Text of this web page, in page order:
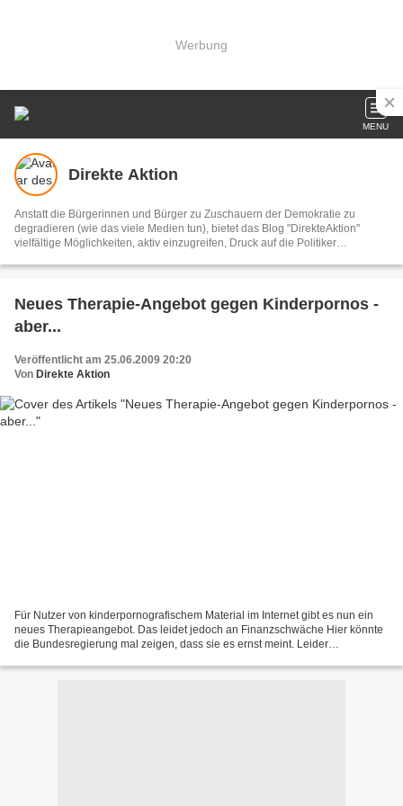
Werbung
MENU
Direkte Aktion
Anstatt die Bürgerinnen und Bürger zu Zuschauern der Demokratie zu
degradieren (wie das viele Medien tun), bietet das Blog "DirekteAktion"
vielfältige Möglichkeiten, aktiv einzugreifen, Druck auf die Politiker
können alle LeserInnen unterstützen, indem sie bei den Aktionen mitmachen
demokratisch und konstruktiv.
Neues Therapie-Angebot gegen Kinderpornos -
aber...
Veröffentlicht am 25.06.2009 20:20
Von Direkte Aktion
Für Nutzer von kinderpornografischem Material im Internet gibt es nun ein
neues Therapieangebot. Das leidet jedoch an Finanzschwäche Hier könnte
die Bundesregierung mal zeigen, dass sie es ernst meint. Leider